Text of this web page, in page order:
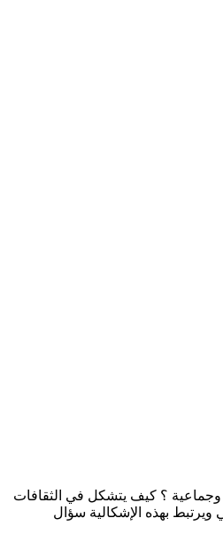
وجماعية ؟ كيف يتشكل في الثقافات
ويرتبط بهذه الإشكالية سؤال